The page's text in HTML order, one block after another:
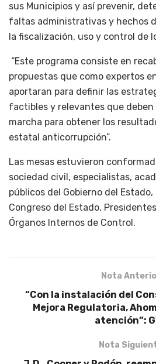
sus Municipios y así prevenir,
faltas administrativas y hechos
la fiscalización, uso y control de
“Este programa consiste en
propuestas que como expertos
aportaran para definir las
factibles y relevantes que deben
marcha para obtener los
estatal anticorrupción”.
Las mesas estuvieron
sociedad civil, especialistas,
públicos del Gobierno del
Congreso del Estado,
Órganos Internos de Control.
Nota
“Con la instalación del
Mejora Regulatoria,
atención”:
Nota